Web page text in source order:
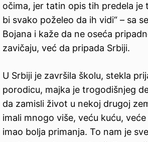
očima, jer tatin opis tih predela je
bi svako poželeo da ih vidi“ – sa
Bojana i kaže da ne oseća
zavičaju, već da pripada Srbiji.
U Srbiji je završila školu, stekla
porodicu, majka je trogodišnjeg
da zamisli život u nekoj drugoj
imali mnogo više, veću kuću,
imao bolja primanja. To nam je